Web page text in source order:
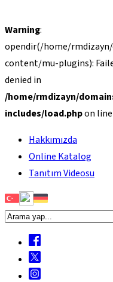
Warning:
opendir(/home/
content/mu-plugins):
denied in
/home/rmdizayn/
includes/load.phpon line
Hakkımızda
Online Katalog
Tanıtım Videosu